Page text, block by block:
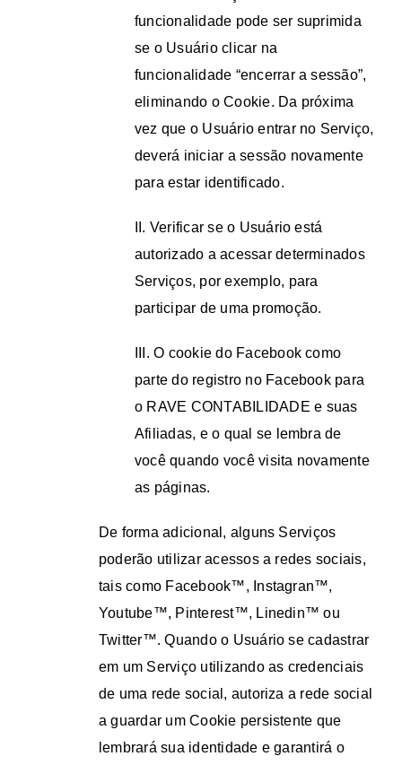
funcionalidade pode ser suprimida
se o Usuário clicar na
funcionalidade “encerrar a sessão”,
eliminando o Cookie. Da próxima
vez que o Usuário entrar no Serviço,
deverá iniciar a sessão novamente
para estar identificado.
II. Verificar se o Usuário está
autorizado a acessar determinados
Serviços, por exemplo, para
participar de uma promoção.
III. O cookie do Facebook como
parte do registro no Facebook para
o RAVE CONTABILIDADE e suas
Afiliadas, e o qual se lembra de
você quando você visita novamente
as páginas.
De forma adicional, alguns Serviços
poderão utilizar acessos a redes sociais,
tais como Facebook™, Instagran™,
Youtube™, Pinterest™, Linedin™ ou
Twitter™. Quando o Usuário se cadastrar
em um Serviço utilizando as credenciais
de uma rede social, autoriza a rede social
a guardar um Cookie persistente que
lembrará sua identidade e garantirá o